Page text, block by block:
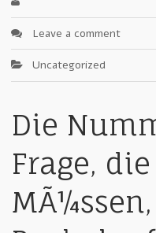
Leave a comment
Uncategorized
Die
Frage,